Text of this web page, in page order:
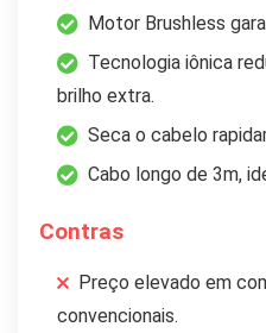
Motor Brushless
Tecnologia iônica
brilho extra.
Seca o cabelo
Cabo longo de 3m,
Contras
Preço elevado em
convencionais.